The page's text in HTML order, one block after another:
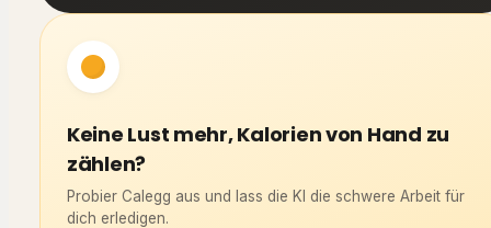
Keine Lust mehr, Kalorien von Hand zu
zählen?
Probier Calegg aus und lass die KI die schwere Arbeit für
dich erledigen.